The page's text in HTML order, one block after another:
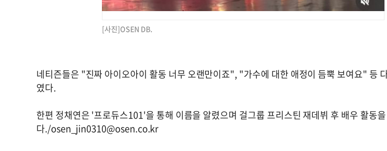
[사진]OSEN DB.
네티즌들은 "진짜 아이오아이 활동 너무 오랜만이죠", "가수에 대한 애정이 듬뿍 보여요" 등
였다.
한편 정채연은 '프로듀스101'을 통해 이름을 알렸으며 걸그룹 프리스틴 재데뷔 후 배우 활동
다./osen_jin0310@osen.co.kr